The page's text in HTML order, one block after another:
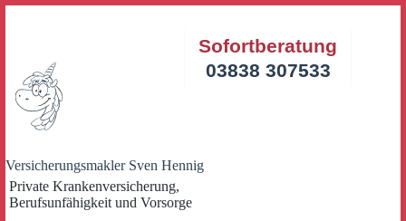
Versicherungsmakler Sven Hennig
Private Krankenversicherung,
Berufsunfähigkeit und Vorsorge
Sofortberatung
03838 307533